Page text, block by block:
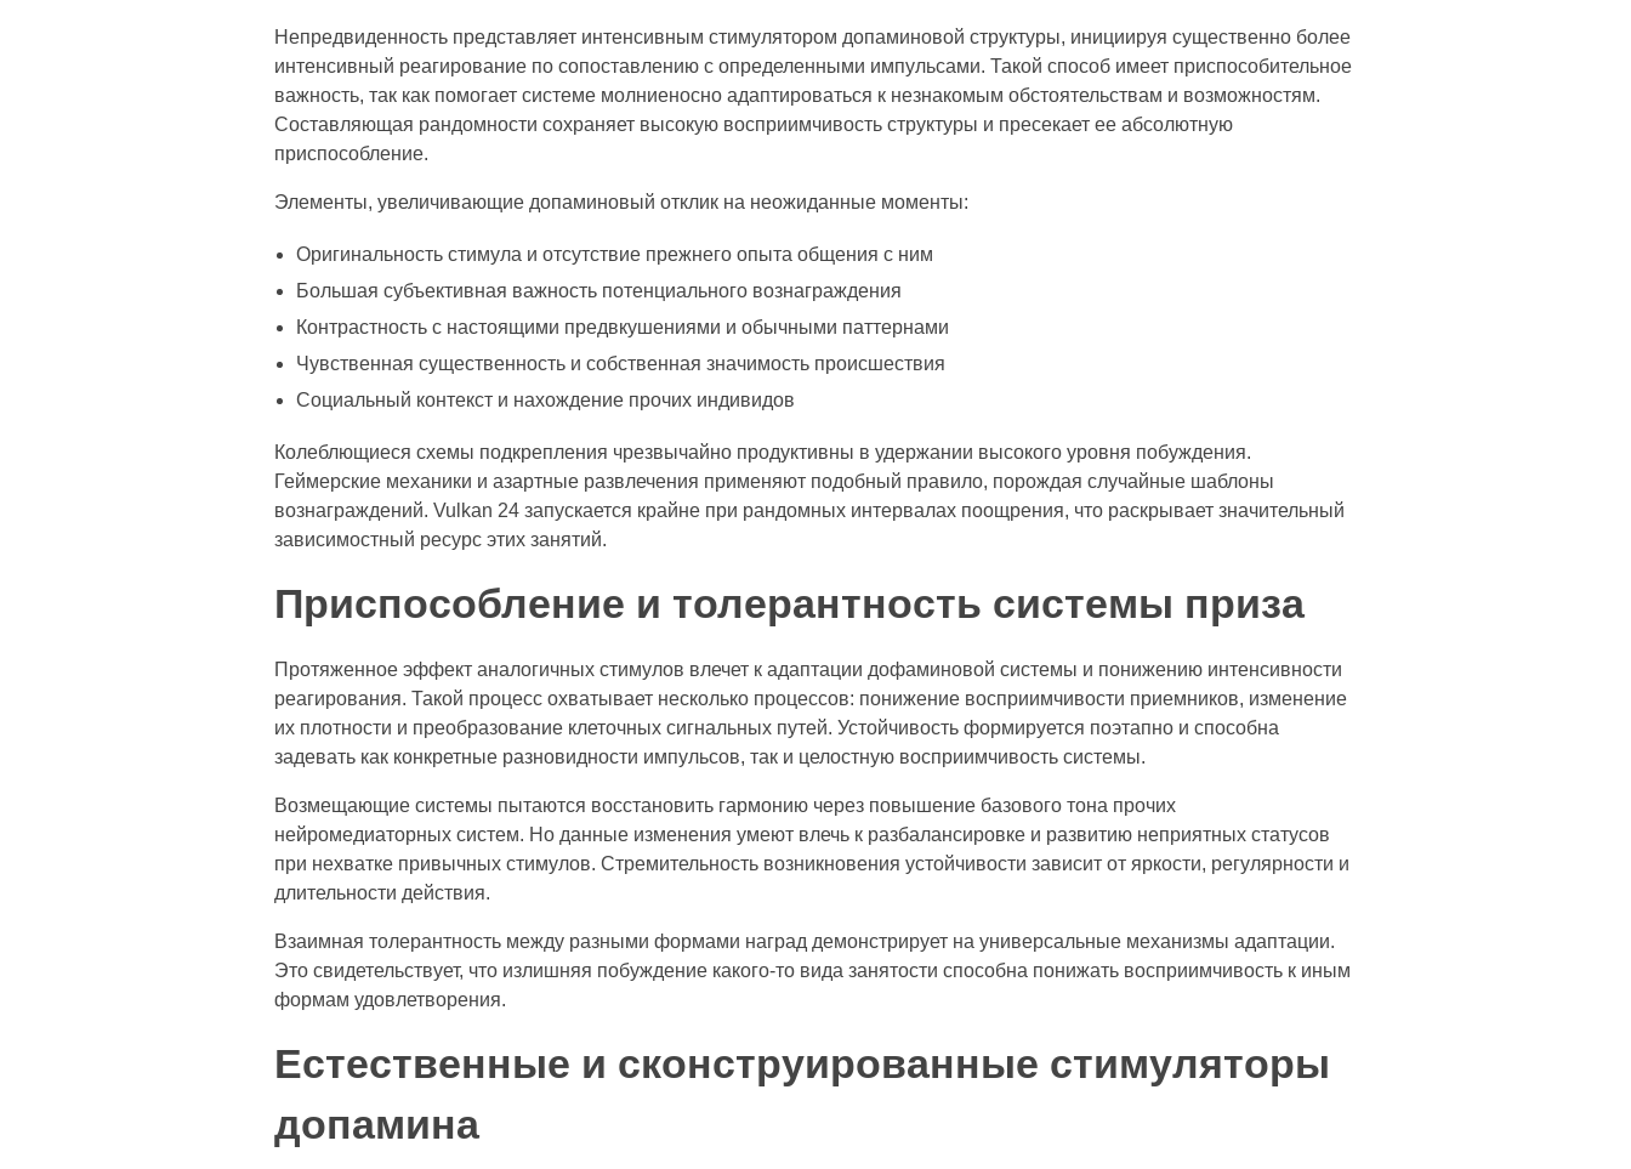
Непредвиденность представляет интенсивным стимулятором допаминовой структуры, инициируя существенно более
интенсивный реагирование по сопоставлению с определенными импульсами. Такой способ имеет приспособительное
важность, так как помогает системе молниеносно адаптироваться к незнакомым обстоятельствам и возможностям.
Составляющая рандомности сохраняет высокую восприимчивость структуры и пресекает ее абсолютную
приспособление.
Элементы, увеличивающие допаминовый отклик на неожиданные моменты:
Оригинальность стимула и отсутствие прежнего опыта общения с ним
Большая субъективная важность потенциального вознаграждения
Контрастность с настоящими предвкушениями и обычными паттернами
Чувственная существенность и собственная значимость происшествия
Социальный контекст и нахождение прочих индивидов
Колеблющиеся схемы подкрепления чрезвычайно продуктивны в удержании высокого уровня побуждения.
Геймерские механики и азартные развлечения применяют подобный правило, порождая случайные шаблоны
вознаграждений. Vulkan 24 запускается крайне при рандомных интервалах поощрения, что раскрывает значительный
зависимостный ресурс этих занятий.
Приспособление и толерантность системы приза
Протяженное эффект аналогичных стимулов влечет к адаптации дофаминовой системы и понижению интенсивности
реагирования. Такой процесс охватывает несколько процессов: понижение восприимчивости приемников, изменение
их плотности и преобразование клеточных сигнальных путей. Устойчивость формируется поэтапно и способна
задевать как конкретные разновидности импульсов, так и целостную восприимчивость системы.
Возмещающие системы пытаются восстановить гармонию через повышение базового тона прочих
нейромедиаторных систем. Но данные изменения умеют влечь к разбалансировке и развитию неприятных статусов
при нехватке привычных стимулов. Стремительность возникновения устойчивости зависит от яркости, регулярности и
длительности действия.
Взаимная толерантность между разными формами наград демонстрирует на универсальные механизмы адаптации.
Это свидетельствует, что излишняя побуждение какого-то вида занятости способна понижать восприимчивость к иным
формам удовлетворения.
Естественные и сконструированные стимуляторы
допамина